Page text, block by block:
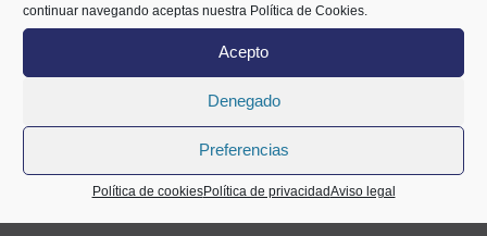
continuar navegando aceptas nuestra Política de Cookies.
Acepto
Denegado
Preferencias
Política de cookiesPolítica de privacidadAviso legal
Alameda Mazarredo 69,
48009 Bilbao